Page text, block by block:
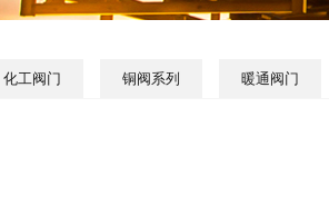
化工阀门 铜阀系列 暖通阀门